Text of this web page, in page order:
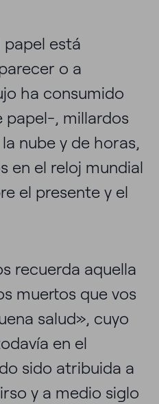
papel está
o a
ha consumido
, millardos
nube y de horas,
en el reloj mundial
el presente y el
recuerda aquella
muertos que vos
salud», cuyo
en el
sido atribuida a
y a medio siglo